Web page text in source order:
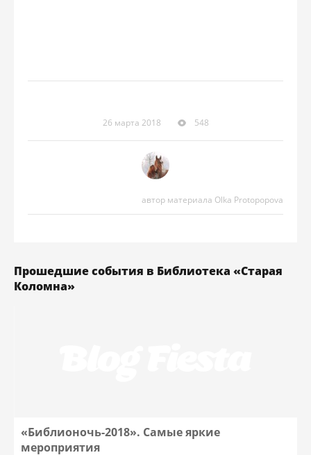
26 марта 2018 548
автор материала Olka Protopopova
Прошедшие события в Библиотека «Старая
Коломна»
«Библионочь-2018». Самые яркие
мероприятия